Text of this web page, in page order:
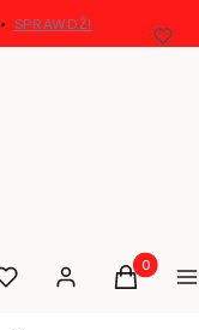
• SPRAWDŹ!
UlubioneZaloguj sięProdukty
Koszyk